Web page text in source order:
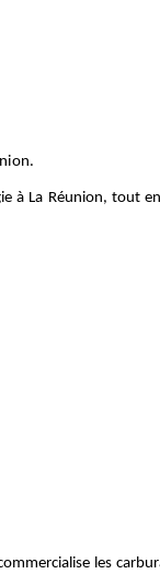
à La Réunion, tout
les